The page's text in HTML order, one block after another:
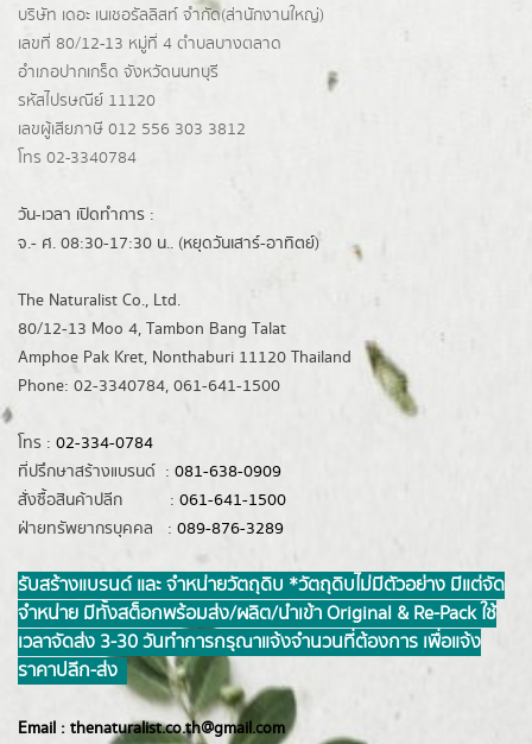
บริษัท เดอะ เนเชอรัลลิสท์ จำกัด(ส่านักงานใหญ่)
เลขที่ 80/12-13 หมู่ที่ 4 ตำบลบางตลาด
อำเภอปากเกร็ด จังหวัดนนทบุรี
รหัสไปรษณีย์ 11120
เลขผู้เสียภาษี 012 556 303 3812
โทร 02-3340784
วัน-เวลา เปิดทำการ :
จ.- ศ. 08:30-17:30 น.. (หยุดวันเสาร์-อาทิตย์)
The Naturalist Co., Ltd.
80/12-13 Moo 4, Tambon Bang Talat
Amphoe Pak Kret, Nonthaburi 11120 Thailand
Phone: 02-3340784, 061-641-1500
โทร : 02-334-0784
ที่ปรึกษาสร้างแบรนด์ : 081-638-0909
สั่งซื้อสินค้าปลีก : 061-641-1500
ฝ่ายทรัพยากรบุคคล : 089-876-3289
รับสร้างแบรนด์ และ จำหน่ายวัตถุดิบ *วัตถุดิบไม่มีตัวอย่าง มีแต่จัด
จำหน่าย มีทั้งสต็อกพร้อมส่ง/ผลิต/นำเข้า Original & Re-Pack ใช้
เวลาจัดส่ง 3-30 วันทำการ กรุณาแจ้งจำนวนที่ต้องการ เพื่อแจ้ง
ราคาปลีก-ส่ง
Email : thenaturalist.co.th@gmail.com